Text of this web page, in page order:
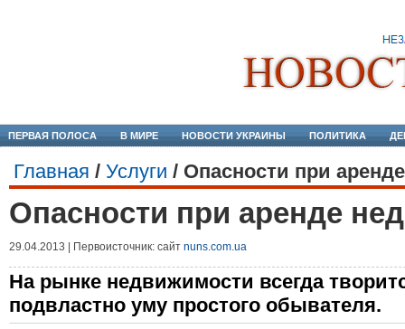
ПЕРВАЯ ПОЛОСА В МИРЕ НОВОСТИ УКРАИНЫ ПОЛИТИКА
Главная / Услуги / Опасности при
Опасности при аренде
29.04.2013 | Первоисточник: сайт nuns.com.ua
На рынке недвижимости всегда
подвластно уму простого обывателя.